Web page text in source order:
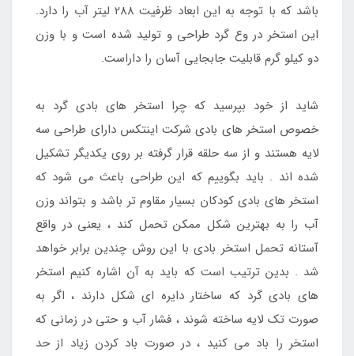
باشد که با توجه به این ابعاد ظرفیت 288 لیتر آب را دارد.
این استخر در وع گرد طراحی و تولید شده است و با وزن
دو کیلو گرم قابلیت جابجایی آسان را داراست.
شاید از خود بپرسید که چرا استخر های بادی گرد به
خصوص استخر های بادی شرکت اینتکس دارای طراحی سه
لایه هستند و از سه حلقه قرار گرفته بر روی یکدیگر تشکیل
شده اند . باید بگوییم که این طراحی باعث می شود که
استخر های بادی کودکان بسیار مقاوم تر باشد و بتواند وزن
آب را به بهترین شکل ممکن تحمل کند ، یعنی در واقع
آستانه تحمل استخر بادی با این روش چندین برابر خواهد
شد . بدین ترتیب است که باید به آن اشاره کنیم استخر
های بادی گرد که ساختار دایره ای شکل دارند ، اگر به
صورت تک لایه ساخته شوند ، فشار آب و حتی در زمانی که
استخر را باد می کنید ، در صورت باد کردن زیاد از حد